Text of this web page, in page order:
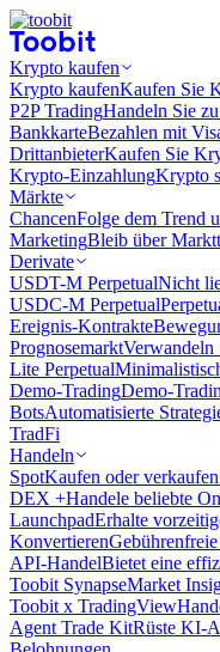
Krypto kaufen
Krypto kaufenKaufen Sie
P2P TradingHandeln Sie
BankkarteBezahlen mit
DrittanbieterKaufen Sie
Krypto-EinzahlungKrypto
Märkte
ChancenFolge dem Trend
MarketingBleib über
Derivate
USDT-M PerpetualNicht
USDC-M Perpetual
Ereignis-Kontrakte
PrognosemarktVerwandeln
Lite Perpetual
Demo-TradingDemo-
BotsAutomatisierte
TradFi
Handeln
SpotKaufen oder
DEX +Handele beliebte
LaunchpadErhalte
Konvertieren
API-HandelBietet eine
Toobit SynapseMarket
Toobit x TradingView
Agent Trade KitRüste KI-